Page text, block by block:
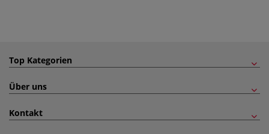
Top Kategorien
Über uns
Kontakt